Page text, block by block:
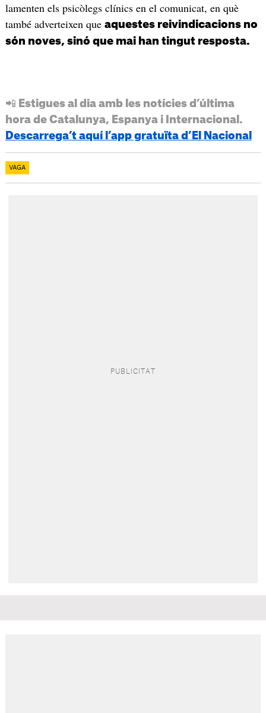
lamenten els psicòlegs clínics en el comunicat, en què
també adverteixen que aquestes reivindicacions no
són noves, sinó que mai han tingut resposta.
📲 Estigues al dia amb les notícies d’última
hora de Catalunya, Espanya i Internacional.
Descarrega’t aquí l’app gratuïta d’El Nacional
VAGA